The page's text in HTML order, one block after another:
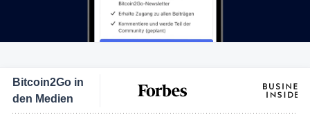
Bitcoin2Go in
den Medien